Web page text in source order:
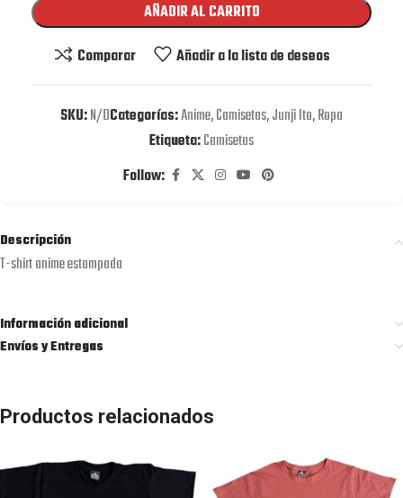
AÑADIR AL CARRITO
Comparar
Añadir a la lista de deseos
SKU:N/DCategorías:Anime,Camisetas,Junji Ito,Ropa
Etiqueta:Camisetas
Follow:
Descripción
T-shirt anime estampada
Información adicional
Envíos y Entregas
Productos relacionados